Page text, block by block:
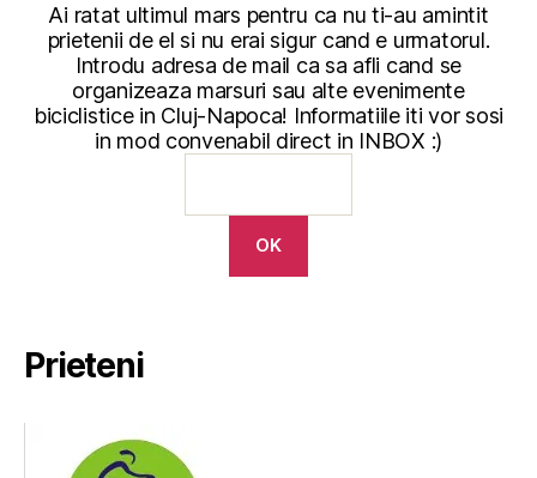
Ai ratat ultimul mars pentru ca nu ti-au amintit
prietenii de el si nu erai sigur cand e urmatorul.
Introdu adresa de mail ca sa afli cand se
organizeaza marsuri sau alte evenimente
biciclistice in Cluj-Napoca! Informatiile iti vor sosi
in mod convenabil direct in INBOX :)
Prieteni